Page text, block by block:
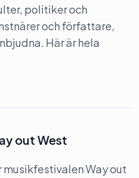
politiker och
och författare,
Här är hela
out West
musikfestivalen Way out